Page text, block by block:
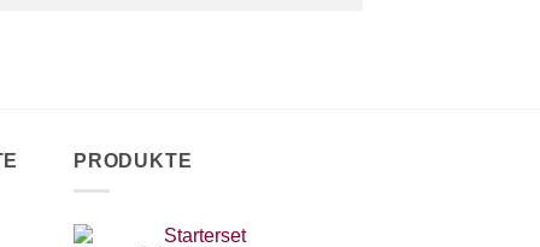
PRODUKTE
Starterset